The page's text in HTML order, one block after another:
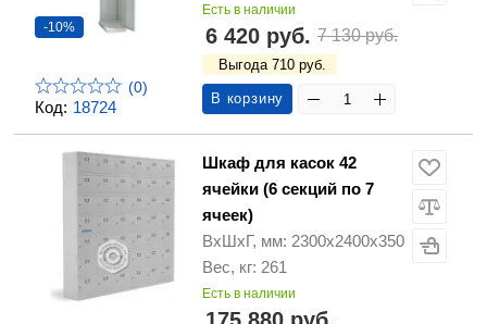
Код: 18724
-10%
(0)
Есть в наличии
6 420 руб. 7 130 руб.
Выгода 710 руб.
В корзину
Шкаф для касок 42
ячейки (6 секций по 7
ячеек)
ВхШхГ, мм: 2300х2400х350
Вес, кг: 261
Есть в наличии